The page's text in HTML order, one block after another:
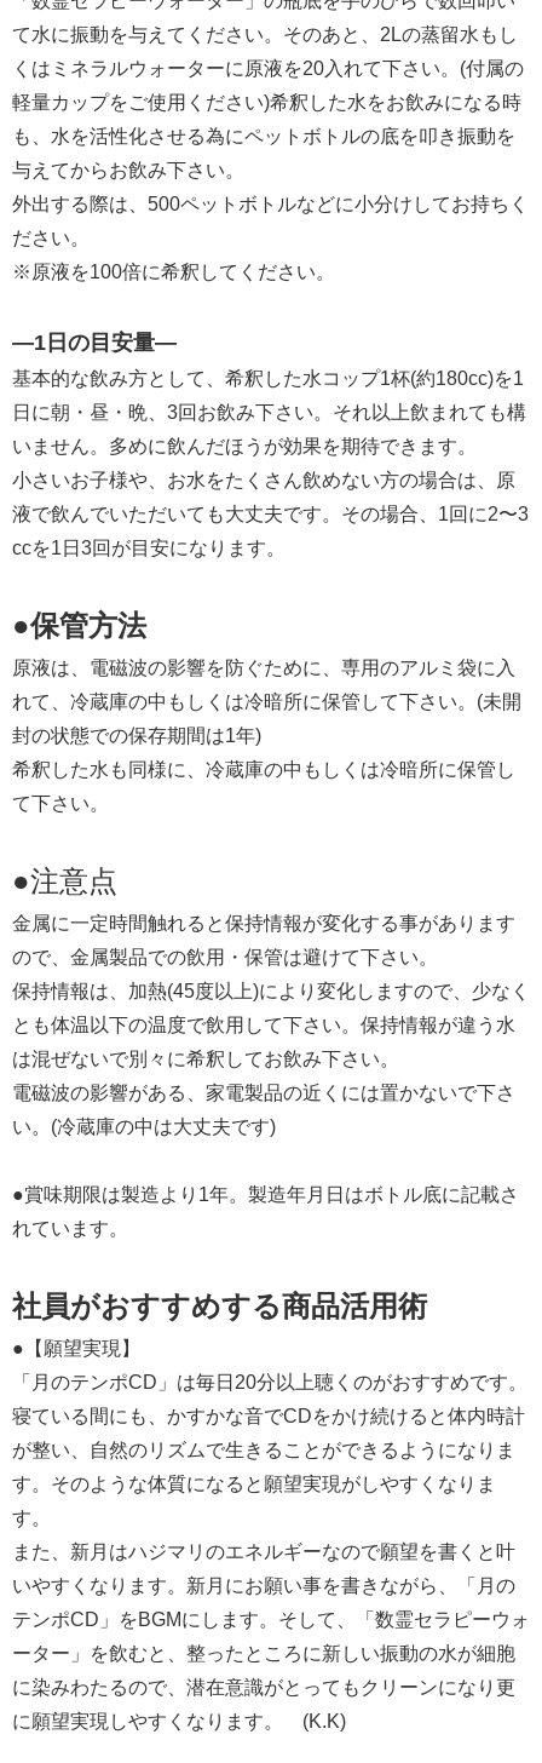
て水に振動を与えてください。そのあと、2Lの蒸留水もし
くはミネラルウォーターに原液を20入れて下さい。(付属の
軽量カップをご使用ください)希釈した水をお飲みになる時
も、水を活性化させる為にペットボトルの底を叩き振動を
与えてからお飲み下さい。
外出する際は、500ペットボトルなどに小分けしてお持ちく
ださい。
※原液を100倍に希釈してください。
―1日の目安量―
基本的な飲み方として、希釈した水コップ1杯(約180cc)を1
日に朝・昼・晩、3回お飲み下さい。それ以上飲まれても構
いません。多めに飲んだほうが効果を期待できます。
小さいお子様や、お水をたくさん飲めない方の場合は、原
液で飲んでいただいても大丈夫です。その場合、1回に2〜3
ccを1日3回が目安になります。
●保管方法
原液は、電磁波の影響を防ぐために、専用のアルミ袋に入
れて、冷蔵庫の中もしくは冷暗所に保管して下さい。(未開
封の状態での保存期間は1年)
希釈した水も同様に、冷蔵庫の中もしくは冷暗所に保管し
て下さい。
●注意点
金属に一定時間触れると保持情報が変化する事があります
ので、金属製品での飲用・保管は避けて下さい。
保持情報は、加熱(45度以上)により変化しますので、少なく
とも体温以下の温度で飲用して下さい。保持情報が違う水
は混ぜないで別々に希釈してお飲み下さい。
電磁波の影響がある、家電製品の近くには置かないで下さ
い。(冷蔵庫の中は大丈夫です)
●賞味期限は製造より1年。製造年月日はボトル底に記載さ
れています。
社員がおすすめする商品活用術
●【願望実現】
「月のテンポCD」は毎日20分以上聴くのがおすすめです。
寝ている間にも、かすかな音でCDをかけ続けると体内時計
が整い、自然のリズムで生きることができるようになりま
す。そのような体質になると願望実現がしやすくなりま
す。
また、新月はハジマリのエネルギーなので願望を書くと叶
いやすくなります。新月にお願い事を書きながら、「月の
テンポCD」をBGMにします。そして、「数霊セラピーウォ
ーター」を飲むと、整ったところに新しい振動の水が細胞
に染みわたるので、潜在意識がとってもクリーンになり更
に願望実現しやすくなります。 (K.K)